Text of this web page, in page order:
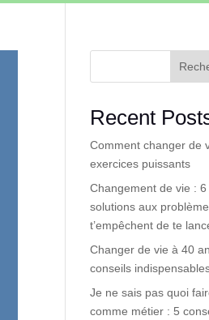
Recent
Comment changer de
exercices puissants
Changement de vie : 6
solutions aux
t’empêchent de te
Changer de vie à 40
conseils
Je ne sais pas quoi
comme métier : 5